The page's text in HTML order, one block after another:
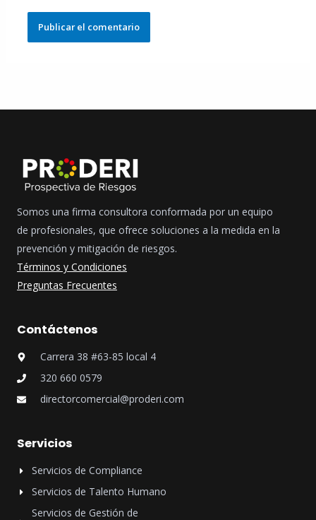
Somos una firma consultora conformada por un equipo
de profesionales, que ofrece soluciones a la medida en la
prevención y mitigación de riesgos.
Términos y Condiciones
Preguntas Frecuentes
Contáctenos
Carrera 38 #63-85 local 4
320 660 0579
directorcomercial@proderi.com
Servicios
Servicios de Compliance
Servicios de Talento Humano
Servicios de Gestión de